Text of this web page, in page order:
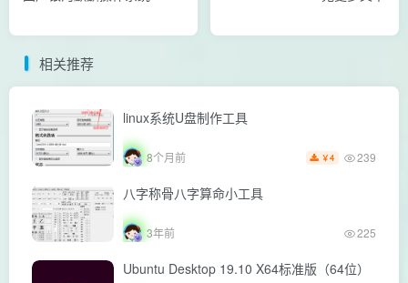
相关推荐
linux系统U盘制作工具
8个月前 ￥4 239
八字称骨八字算命小工具
3年前 225
Ubuntu Desktop 19.10 X64标准版（64位）